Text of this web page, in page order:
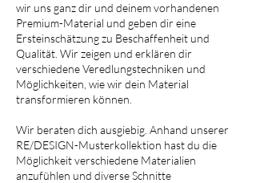
wir uns ganz dir und deinem vorhandenen
Premium-Material und geben dir eine
Ersteinschätzung zu Beschaffenheit und
Qualität. Wir zeigen und erklären dir
verschiedene Veredlungstechniken und
Möglichkeiten, wie wir dein Material
transformieren können.
Wir beraten dich ausgiebig. Anhand unserer
RE/DESIGN-Musterkollektion hast du die
Möglichkeit verschiedene Materialien
anzufühlen und diverse Schnitte